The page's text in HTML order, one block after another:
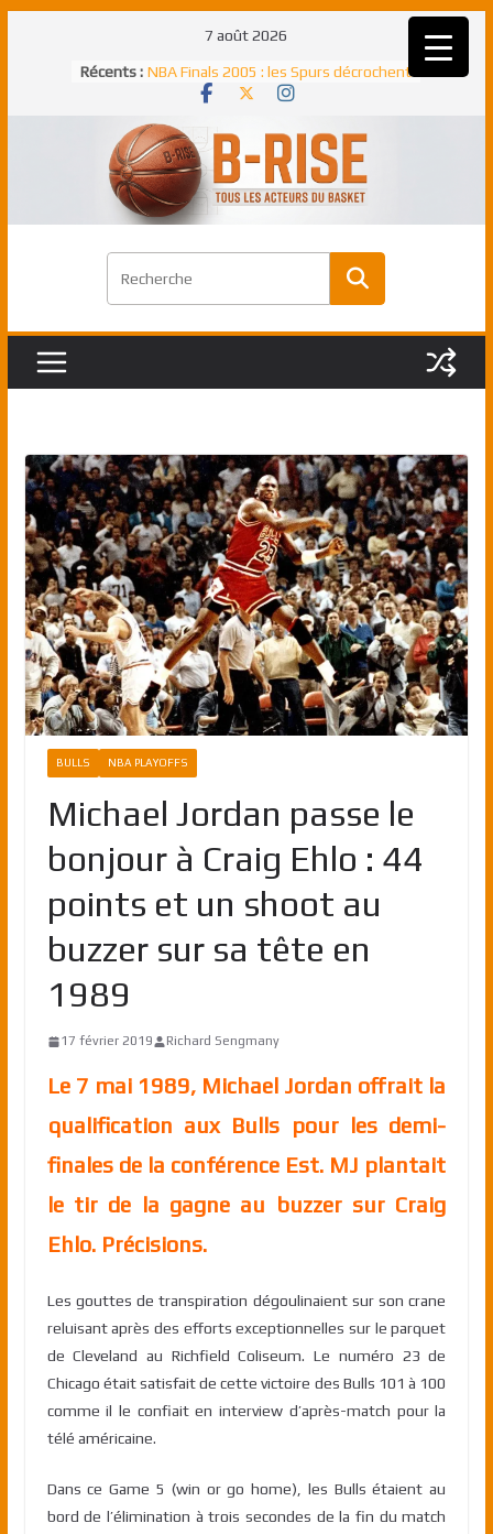
7 août 2026
Récents : NBA Finals 2005 : les Spurs décrochent
un troisième titre NBA, la rude bataille
NBA Finals 2021 : les Bucks et Giannis
Antetokounmpo triomphent, le Greek
Freek élu MVP
Shai Gilgeous-Alexander : son premier
match à plus de 40 points en NBA, le
Pau Gasol dans l’histoire en 2002 :
premier européen sacré Rookie de
Rudy Gobert, deuxième Français élu
BULLS NBA PLAYOFFS
Michael Jordan passe le
bonjour à Craig Ehlo : 44
points et un shoot au
buzzer sur sa tête en
1989
17 février 2019 Richard Sengmany
Le 7 mai 1989, Michael Jordan offrait la
qualification aux Bulls pour les demi-
finales de la conférence Est. MJ plantait
le tir de la gagne au buzzer sur Craig
Ehlo. Précisions.
Les gouttes de transpiration dégoulinaient sur son crane
reluisant après des efforts exceptionnelles sur le parquet
de Cleveland au Richfield Coliseum. Le numéro 23 de
Chicago était satisfait de cette victoire des Bulls 101 à 100
comme il le confiait en interview d’après-match pour la
télé américaine.
Dans ce Game 5 (win or go home), les Bulls étaient au
bord de l’élimination à trois secondes de la fin du match